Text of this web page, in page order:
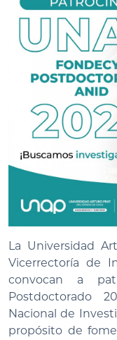
La Universidad
Vicerrectoría de
convocan a
Postdoctorado
Nacional de
propósito de